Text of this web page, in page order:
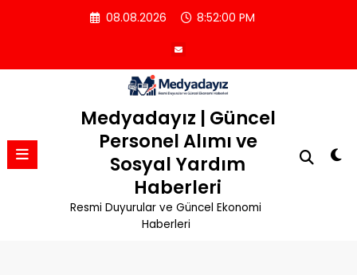
08.08.2026 8:52:01 PM
Medyadayız | Güncel
Personel Alımı ve
Sosyal Yardım
Haberleri
Resmi Duyurular ve Güncel Ekonomi
Haberleri